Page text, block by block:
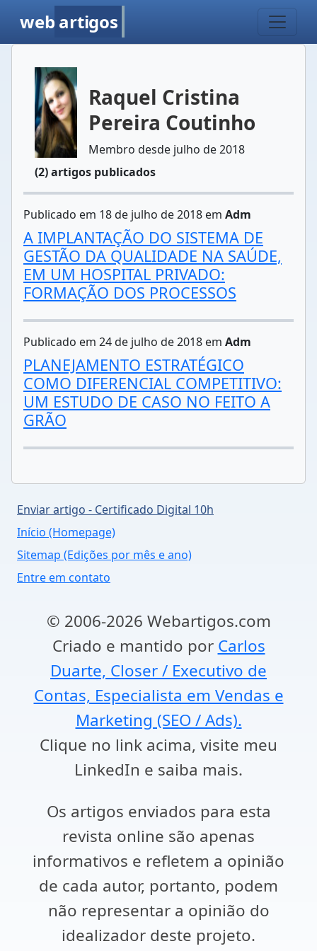
web artigos
Raquel Cristina
Pereira Coutinho
Membro desde julho de 2018
(2) artigos publicados
Publicado em 18 de julho de 2018 em Adm
A IMPLANTAÇÃO DO SISTEMA DE
GESTÃO DA QUALIDADE NA SAÚDE,
EM UM HOSPITAL PRIVADO:
FORMAÇÃO DOS PROCESSOS
Publicado em 24 de julho de 2018 em Adm
PLANEJAMENTO ESTRATÉGICO
COMO DIFERENCIAL COMPETITIVO:
UM ESTUDO DE CASO NO FEITO A
GRÃO
Enviar artigo - Certificado Digital 10h
Início (Homepage)
Sitemap (Edições por mês e ano)
Entre em contato
© 2006-2026 Webartigos.com
Criado e mantido por Carlos
Duarte, Closer / Executivo de
Contas, Especialista em Vendas e
Marketing (SEO / Ads).
Clique no link acima, visite meu
LinkedIn e saiba mais.
Os artigos enviados para esta
revista online são apenas
informativos e refletem a opinião
de cada autor, portanto, podem
não representar a opinião do
idealizador deste projeto.